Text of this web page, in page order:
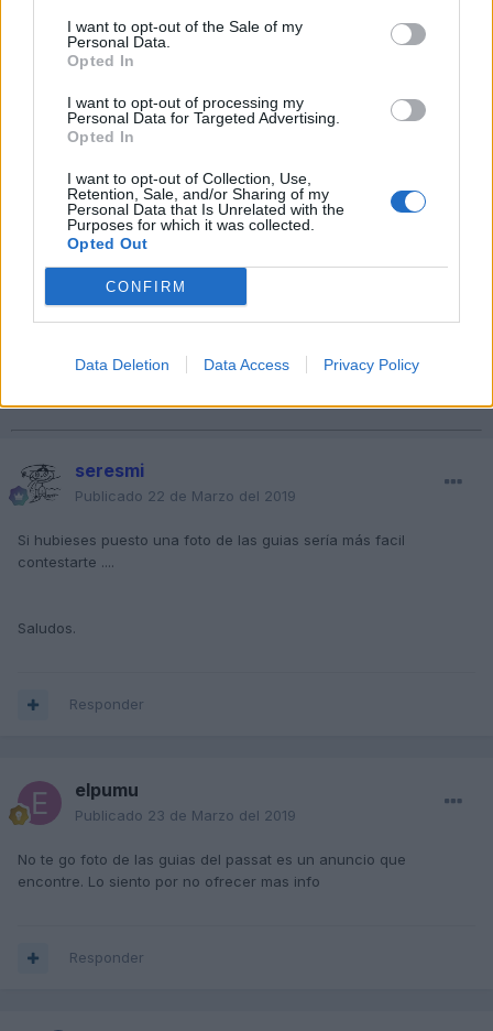
I want to opt-out of the Sale of my
Personal Data.
Opted In
I want to opt-out of processing my
Personal Data for Targeted Advertising.
Opted In
I want to opt-out of Collection, Use,
Retention, Sale, and/or Sharing of my
Personal Data that Is Unrelated with the
Purposes for which it was collected.
Opted Out
CONFIRM
Data Deletion Data Access Privacy Policy
seresmi
Publicado 22 de Marzo del 2019
Si hubieses puesto una foto de las guias sería más facil
contestarte ....
Saludos.
Responder
elpumu
Publicado 23 de Marzo del 2019
No te go foto de las guias del passat es un anuncio que
encontre. Lo siento por no ofrecer mas info
Responder